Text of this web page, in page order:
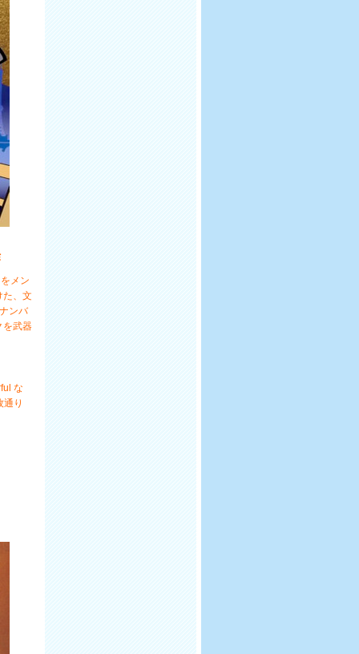
メン
た、文
ンバ
を武器
な
り